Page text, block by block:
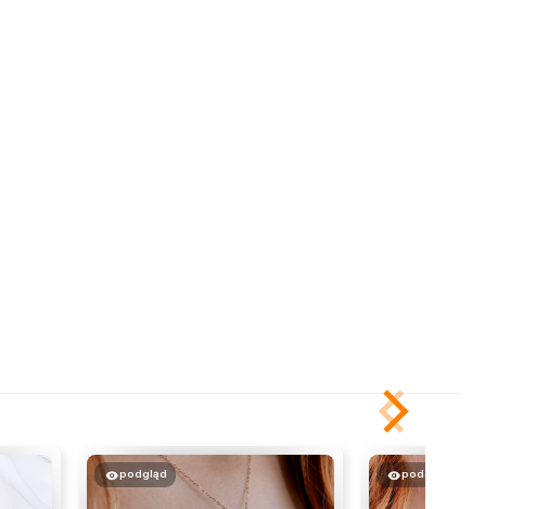
podgląd podgląd